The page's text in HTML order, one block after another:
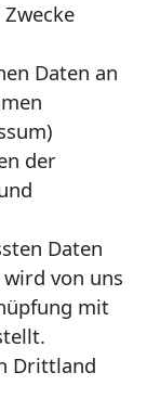
Daten an
der
Daten
von uns
mit
Drittland